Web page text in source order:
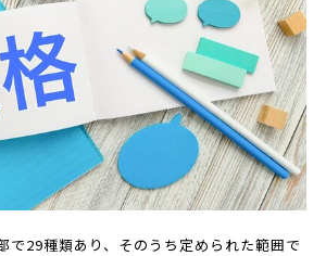
で29種類あり、そのうち定められた範囲で